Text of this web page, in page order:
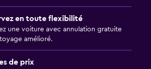
en toute flexibilité
une voiture avec annulation gratuite
amélioré.
de prix